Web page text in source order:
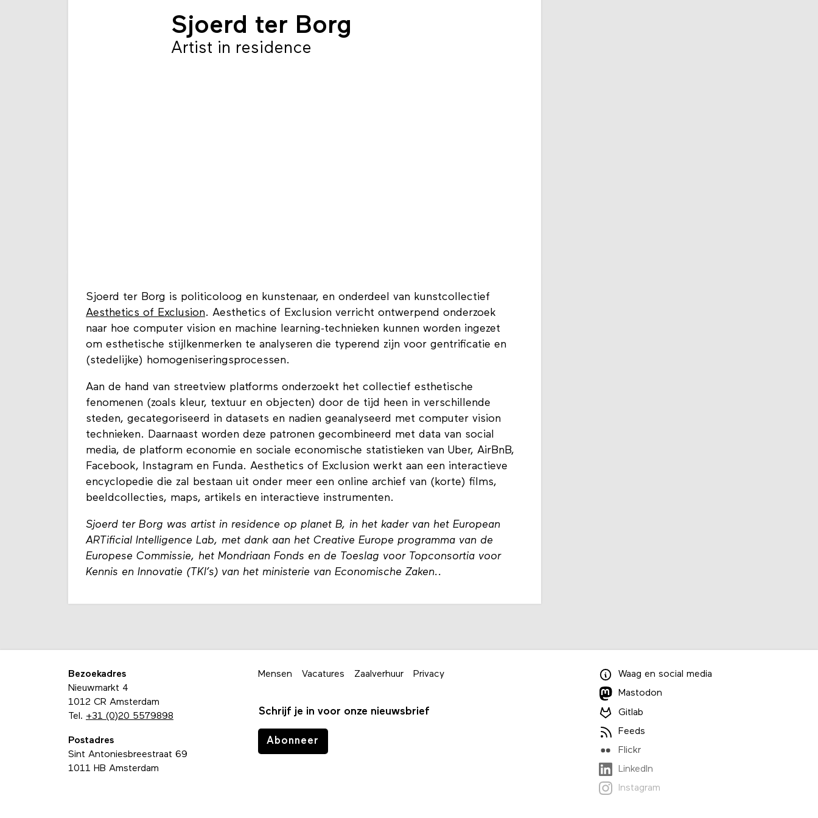
Sjoerd ter Borg
Artist in residence
Sjoerd ter Borg is politicoloog en kunstenaar, en onderdeel van kunstcollectief
Aesthetics of Exclusion. Aesthetics of Exclusion verricht ontwerpend onderzoek
naar hoe computer vision en machine learning-technieken kunnen worden ingezet
om esthetische stijlkenmerken te analyseren die typerend zijn voor gentrificatie en
(stedelijke) homogeniseringsprocessen.
Aan de hand van streetview platforms onderzoekt het collectief esthetische
fenomenen (zoals kleur, textuur en objecten) door de tijd heen in verschillende
steden, gecategoriseerd in datasets en nadien geanalyseerd met computer vision
technieken. Daarnaast worden deze patronen gecombineerd met data van social
media, de platform economie en sociale economische statistieken van Uber, AirBnB,
Facebook, Instagram en Funda. Aesthetics of Exclusion werkt aan een interactieve
encyclopedie die zal bestaan uit onder meer een online archief van (korte) films,
beeldcollecties, maps, artikels en interactieve instrumenten.
Sjoerd ter Borg was artist in residence op planet B, in het kader van het European
ARTificial Intelligence Lab, met dank aan het Creative Europe programma van de
Europese Commissie, het Mondriaan Fonds en de Toeslag voor Topconsortia voor
Kennis en Innovatie (TKI’s) van het ministerie van Economische Zaken..
Bezoekadres
Nieuwmarkt 4
1012 CR Amsterdam
Tel. +31 (0)20 5579898
Postadres
Sint Antoniesbreestraat 69
1011 HB Amsterdam
Mensen Vacatures Zaalverhuur Privacy
Schrijf je in voor onze nieuwsbrief
Abonneer
Waag en social media
Mastodon
Gitlab
Feeds
Flickr
LinkedIn
Instagram